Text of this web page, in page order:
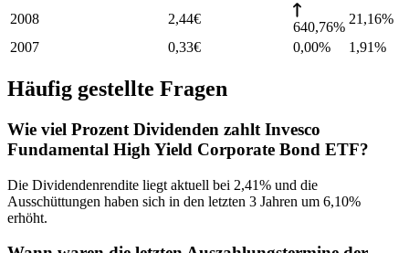
2008
2,44€
640,76%
21,16%
2007
0,33€ 0,00% 1,91%
Häufig gestellte Fragen
Wie viel Prozent Dividenden zahlt Invesco
Fundamental High Yield Corporate Bond ETF?
Die Dividendenrendite liegt aktuell bei 2,41% und die
Ausschüttungen haben sich in den letzten 3 Jahren um 6,10%
erhöht.